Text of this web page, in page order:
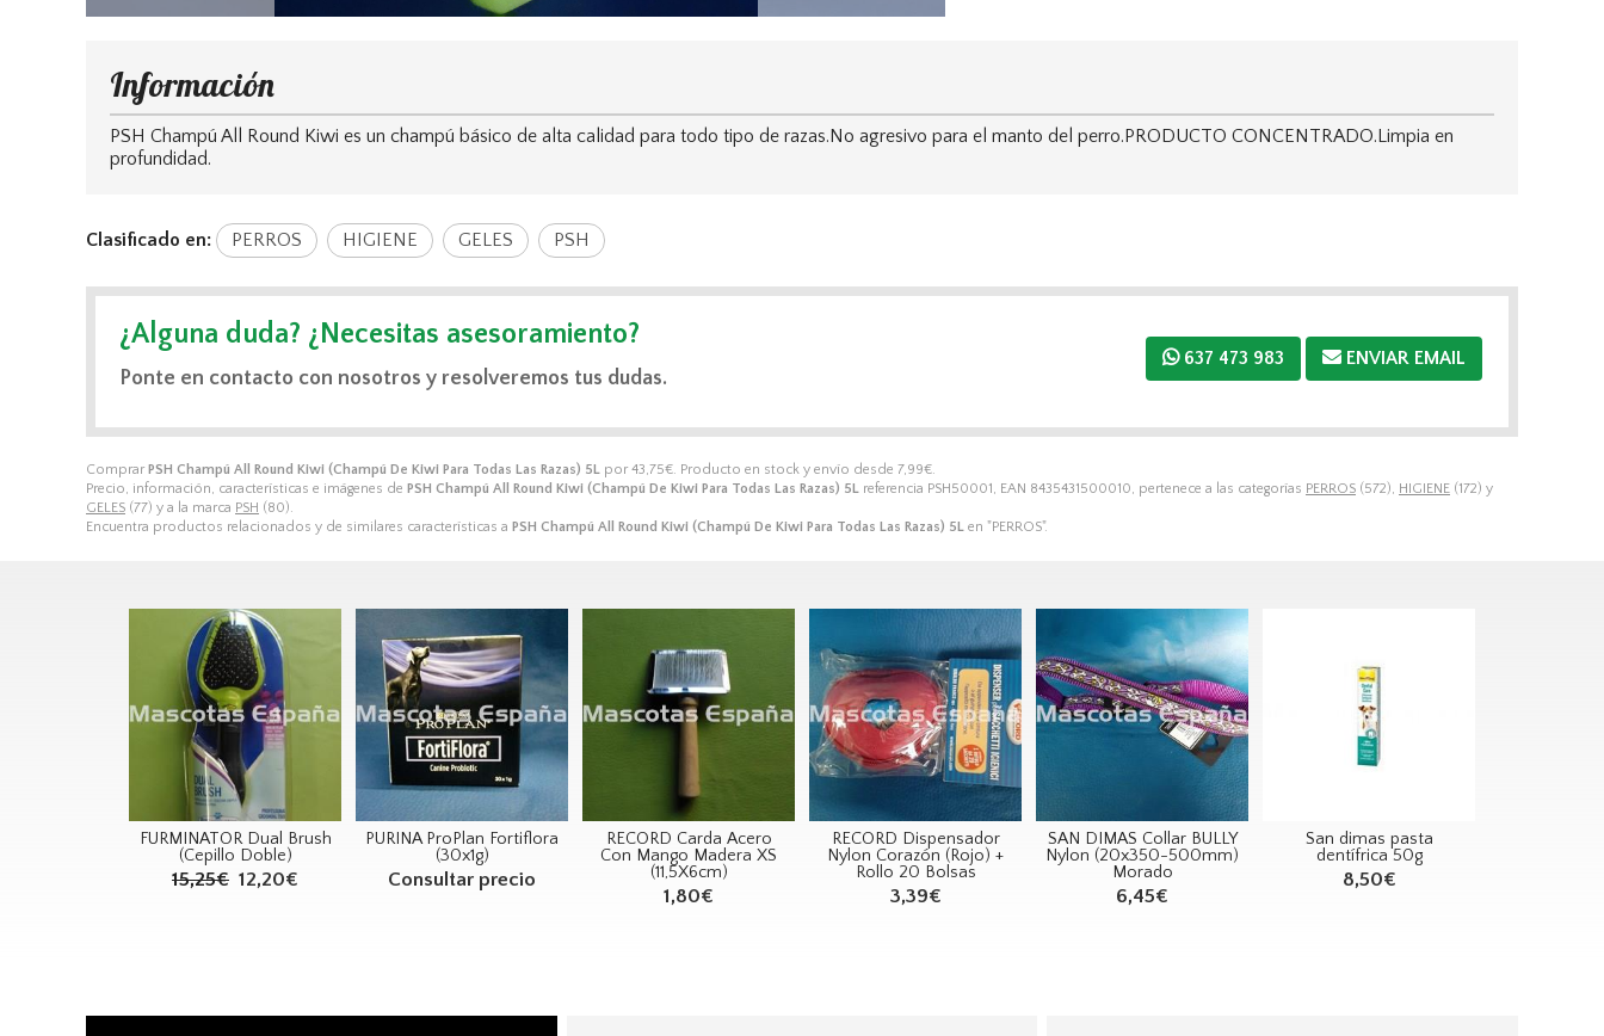
Comprar PSH Champú All Round Kiwi (Champú De Kiwi Para Todas Las Razas) 5L por 43,75€. Producto en stock y envío desde 7,99€.
Precio, información, características e imágenes de PSH Champú All Round Kiwi (Champú De Kiwi Para Todas Las Razas) 5L referencia PSH50001, EAN 8435431500010, pertenece a las categorías PERROS (572), HIGIENE (172) y
GELES (77) y a la marca PSH (80).
Encuentra productos relacionados y de similares características a PSH Champú All Round Kiwi (Champú De Kiwi Para Todas Las Razas) 5L en "PERROS".
Información
PSH Champú All Round Kiwi es un champú básico de alta calidad para todo tipo de razas.No agresivo para el manto del perro.PRODUCTO CONCENTRADO.Limpia en
profundidad.
Clasificado en: PERROS HIGIENE GELES PSH
¿Alguna duda? ¿Necesitas asesoramiento?
Ponte en contacto con nosotros y resolveremos tus dudas.
637 473 983 ENVIAR EMAIL
FURMINATOR Dual Brush
(Cepillo Doble)
15,25€ 12,20€
PURINA ProPlan Fortiflora
(30x1g)
Consultar precio
RECORD Carda Acero
Con Mango Madera XS
(11,5X6cm)
1,80€
RECORD Dispensador
Nylon Corazón (Rojo) +
Rollo 20 Bolsas
3,39€
SAN DIMAS Collar BULLY
Nylon (20x350-500mm)
Morado
6,45€
San dimas pasta
dentífrica 50g
8,50€